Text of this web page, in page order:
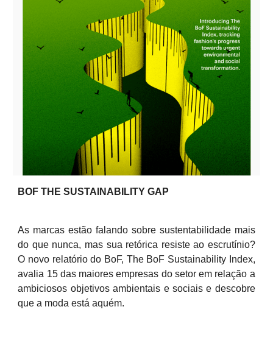
BOF THE SUSTAINABILITY GAP
As marcas estão falando sobre sustentabilidade mais
do que nunca, mas sua retórica resiste ao escrutínio?
O novo relatório do BoF, The BoF Sustainability Index,
avalia 15 das maiores empresas do setor em relação a
ambiciosos objetivos ambientais e sociais e descobre
que a moda está aquém.